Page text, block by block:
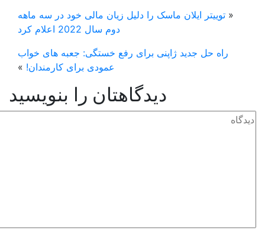
توییتر ایلان ماسک را دلیل زیان مالی خود در سه ماهه
دوم سال 2022 اعلام کرد
راه حل جدید ژاپنی برای رفع خستگی: جعبه های خواب
عمودی برای کارمندان!»
دیدگاهتان را بنویسید